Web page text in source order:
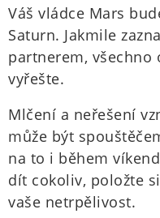
Váš vládce Mars
Saturn. Jakmile
partnerem, všechno
vyřešte.
Mlčení a neřešení
může být
na to i během
dít cokoliv, položte
vaše netrpělivost.